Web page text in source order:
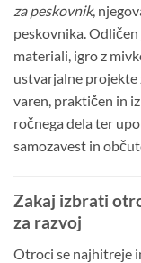
za peskovnik,
peskovnika.
materiali, igro z
ustvarjalne projekte
varen, praktičen in
ročnega dela ter
samozavest in
Zakaj izbrati
za razvoj
Otroci se najhitreje